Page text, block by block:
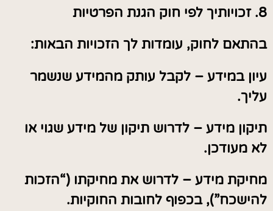
8. זכויותיך לפי חוק הגנת הפרטיות
בהתאם לחוק, עומדות לך הזכויות הבאות:
עיון במידע – לקבל עותק מהמידע שנשמר
עליך.
תיקון מידע – לדרוש תיקון של מידע שגוי או
לא מעודכן.
מחיקת מידע – לדרוש את מחיקתו (“הזכות
להישכח”), בכפוף לחובות החוקיות.